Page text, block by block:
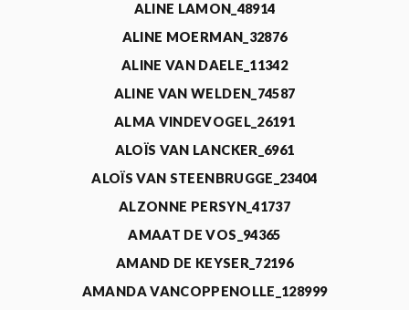
ALINE LAMON_48914
ALINE MOERMAN_32876
ALINE VAN DAELE_11342
ALINE VAN WELDEN_74587
ALMA VINDEVOGEL_26191
ALOÏS VAN LANCKER_6961
ALOÏS VAN STEENBRUGGE_23404
ALZONNE PERSYN_41737
AMAAT DE VOS_94365
AMAND DE KEYSER_72196
AMANDA VANCOPPENOLLE_128999